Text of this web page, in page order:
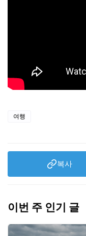
여행
복사
이번 주 인기 글